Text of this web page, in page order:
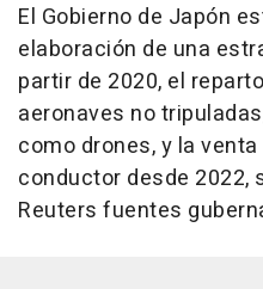
El Gobierno de Japón
elaboración de una
partir de 2020, el
aeronaves no
como drones, y la
conductor desde 2022,
Reuters fuentes